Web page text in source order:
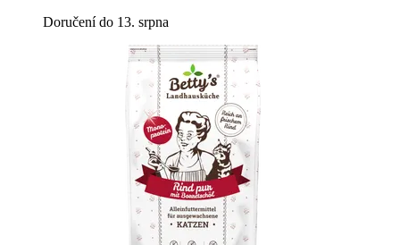
Doručení do 13. srpna